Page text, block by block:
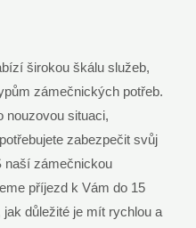
širokou škálu služeb,
zámečnických potřeb.
nouzovou situaci,
zabezpečit svůj
naší zámečnickou
příjezd k Vám do 15
důležité je mít rychlou a